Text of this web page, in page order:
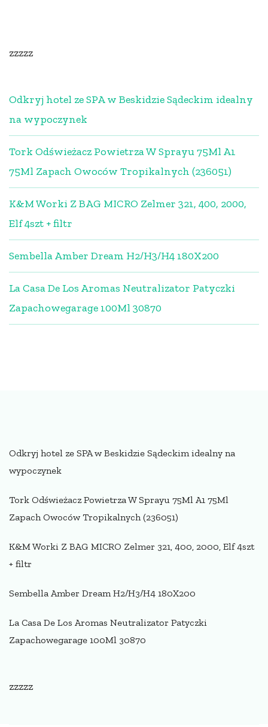
zzzzz
Odkryj hotel ze SPA w Beskidzie Sądeckim idealny
na wypoczynek
Tork Odświeżacz Powietrza W Sprayu 75Ml A1
75Ml Zapach Owoców Tropikalnych (236051)
K&M Worki Z BAG MICRO Zelmer 321, 400, 2000,
Elf 4szt + filtr
Sembella Amber Dream H2/H3/H4 180X200
La Casa De Los Aromas Neutralizator Patyczki
Zapachowegarage 100Ml 30870
Odkryj hotel ze SPA w Beskidzie Sądeckim idealny na
wypoczynek
Tork Odświeżacz Powietrza W Sprayu 75Ml A1 75Ml
Zapach Owoców Tropikalnych (236051)
K&M Worki Z BAG MICRO Zelmer 321, 400, 2000, Elf 4szt
+ filtr
Sembella Amber Dream H2/H3/H4 180X200
La Casa De Los Aromas Neutralizator Patyczki
Zapachowegarage 100Ml 30870
zzzzz